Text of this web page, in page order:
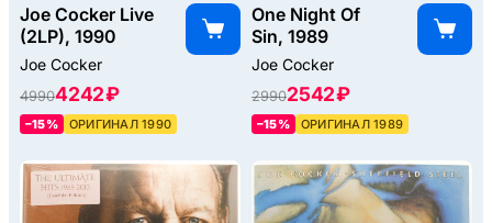
Joe Cocker Live
(2LP), 1990
Joe Cocker
49904242 ₽
–15% ОРИГИНАЛ 1990
One Night Of
Sin, 1989
Joe Cocker
29902542 ₽
–15% ОРИГИНАЛ 1989